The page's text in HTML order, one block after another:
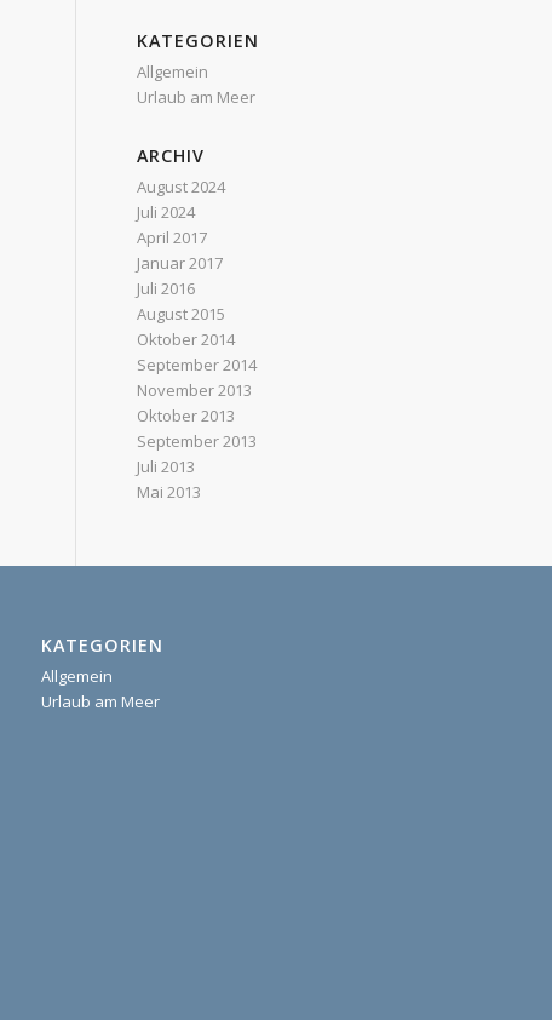
KATEGORIEN
Allgemein
Urlaub am Meer
ARCHIV
August 2024
Juli 2024
April 2017
Januar 2017
Juli 2016
August 2015
Oktober 2014
September 2014
November 2013
Oktober 2013
September 2013
Juli 2013
Mai 2013
KATEGORIEN
Allgemein
Urlaub am Meer